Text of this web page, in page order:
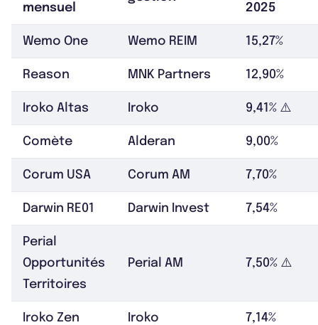
mensuel
2025
Wemo One Wemo REIM 15,27%
Reason MNK Partners 12,90%
Iroko Altas Iroko 9,41% ⚠️
Comète Alderan 9,00%
Corum USA Corum AM 7,70%
Darwin RE01 Darwin Invest 7,54%
Perial
Opportunités
Territoires
Perial AM 7,50% ⚠️
Iroko Zen Iroko 7,14%